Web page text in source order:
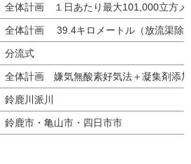
全体計画 １日あたり最大101,000立方メ
全体計画 39.4キロメートル（放流渠除
分流式
全体計画 嫌気無酸素好気法＋凝集剤添
鈴鹿川派川
鈴鹿市・亀山市・四日市市